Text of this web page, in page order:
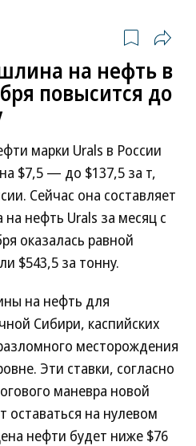
на нефть в
повысится до
марки Urals в России
$7,5 — до $137,5 за т,
Сейчас она составляет
на нефть Urals за месяц с
оказалась равной
$543,5 за тонну.
на нефть для
Сибири, каспийских
месторождения
Эти ставки, согласно
маневра новой
оставаться на нулевом
нефти будет ниже $76